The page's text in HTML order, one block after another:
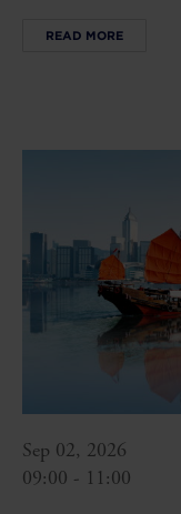
READ MORE
Sep 02, 2026
09:00 - 11:00